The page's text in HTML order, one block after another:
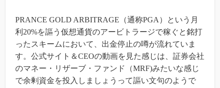
PRANCE GOLD ARBITRAGE（通称PGA）という月
利20%を謳う仮想通貨のアービトラージで稼ぐと銘打
ったスキームにおいて、出金停止の噂が流れていま
す。公式サイト＆CEOの動画を見た感じは、証券会社
のマネー・リザーブ・ファンド（MRF)みたいな感じ
で余剰資金を投入しましょうって謳い文句のようで